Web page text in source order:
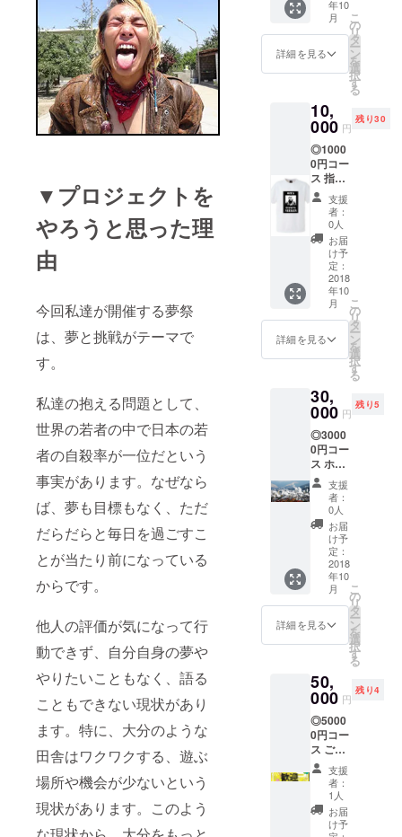
▼プロジェクトを
やろうと思った理
由
今回私達が開催する夢祭
は、夢と挑戦がテーマで
す。
私達の抱える問題として、
世界の若者の中で日本の若
者の自殺率が一位だという
事実があります。なぜなら
ば、夢も目標もなく、ただ
だらだらと毎日を過ごすこ
とが当たり前になっている
からです。
他人の評価が気になって行
動できず、自分自身の夢や
やりたいこともなく、語る
こともできない現状があり
ます。特に、大分のような
田舎はワクワクする、遊ぶ
場所や機会が少ないという
現状があります。このよう
の許可
を得た
上でリ
ターン
ており
ます。
ク…30
人 ※T
シャツ
のサイ
ズにつ
きまし
こちら
側から
メール
にてご
相談さ
せてい
ただき
ます。
年10
月
詳細を見る
こ
の
リ
タ
ー
ン
を
選
択
す
る
10,
000 円
残り30
◎1000
0円コー
ス 指定
席チ
ケット
ジョー
くんオ
リジナ
ルTシャ
ツ＋
トート
バッ
グ…30
人 ※指
定席チ
につき
まして
は、会
場前列
にてイ
ベント
参加で
きま
す。 ※T
シャツ
のサイ
ズにつ
きまし
ては、
こちら
側から
メール
ただき
ます。
支援
者：
0人
お届
け予
定：
2018
年10
月
詳細を見る
こ
の
リ
タ
ー
ン
を
選
択
す
る
30,
000 円
残り5
◎3000
0円コー
ス ホテ
ル宿泊
券＋
トート
バッグ
＋打ち
上げ参
加権＋
別府マ
ニアと
行く別
府観光
案内…5
人
支援
者：
0人
お届
け予
定：
2018
年10
月
詳細を見る
こ
の
リ
タ
ー
ン
を
選
択
す
る
50,
000 円
残り4
◎5000
0円コー
ス ご飯
付き観
光案内
＋トー
トバッ
グ＋別
支援
者：
1人
お届
け予